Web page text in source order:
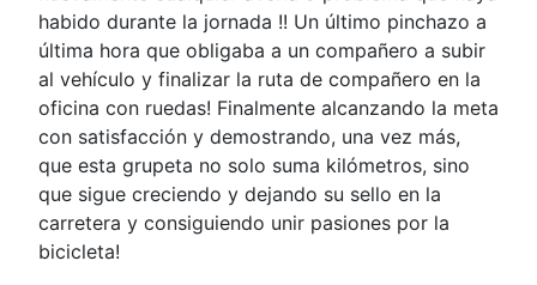
habido durante la jornada !! Un último pinchazo a
última hora que obligaba a un compañero a subir
al vehículo y finalizar la ruta de compañero en la
oficina con ruedas! Finalmente alcanzando la meta
con satisfacción y demostrando, una vez más,
que esta grupeta no solo suma kilómetros, sino
que sigue creciendo y dejando su sello en la
carretera y consiguiendo unir pasiones por la
bicicleta!